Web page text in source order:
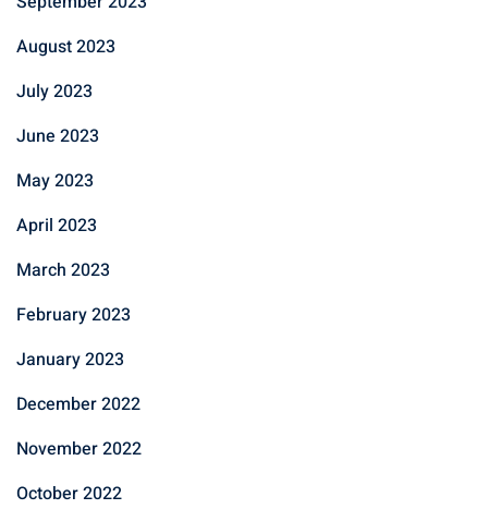
August 2023
July 2023
June 2023
May 2023
April 2023
March 2023
February 2023
January 2023
December 2022
November 2022
October 2022